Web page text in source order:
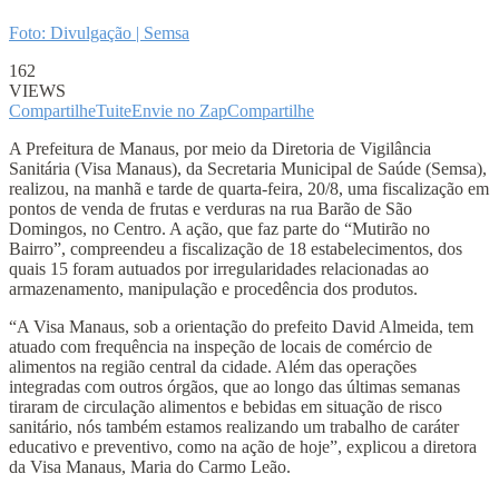
Foto: Divulgação | Semsa
162
VIEWS
CompartilheTuiteEnvie no ZapCompartilhe
A Prefeitura de Manaus, por meio da Diretoria de Vigilância
Sanitária (Visa Manaus), da Secretaria Municipal de Saúde (Semsa),
realizou, na manhã e tarde de quarta-feira, 20/8, uma fiscalização em
pontos de venda de frutas e verduras na rua Barão de São
Domingos, no Centro. A ação, que faz parte do “Mutirão no
Bairro”, compreendeu a fiscalização de 18 estabelecimentos, dos
quais 15 foram autuados por irregularidades relacionadas ao
armazenamento, manipulação e procedência dos produtos.
“A Visa Manaus, sob a orientação do prefeito David Almeida, tem
atuado com frequência na inspeção de locais de comércio de
alimentos na região central da cidade. Além das operações
integradas com outros órgãos, que ao longo das últimas semanas
tiraram de circulação alimentos e bebidas em situação de risco
sanitário, nós também estamos realizando um trabalho de caráter
educativo e preventivo, como na ação de hoje”, explicou a diretora
da Visa Manaus, Maria do Carmo Leão.